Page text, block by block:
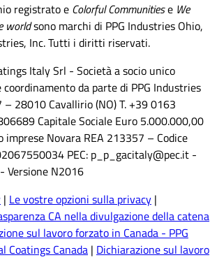
registrato e Colorful Communitiese We
worldsono marchi di PPG Industries Ohio,
Inc. Tutti i diritti riservati.
Italy Srl - Società a socio unico
da parte di PPG Industries
– 28010 Cavallirio (NO) T. +39 0163
Capitale Sociale Euro 5.000.000,00
imprese Novara REA 213357 – Codice
PEC: p_p_gacitaly@pec.it -
N2016
| Le vostre opzioni sulla privacy |
CA nella divulgazione della catena
sul lavoro forzato in Canada - PPG
Coatings Canada | Dichiarazione sul lavoro